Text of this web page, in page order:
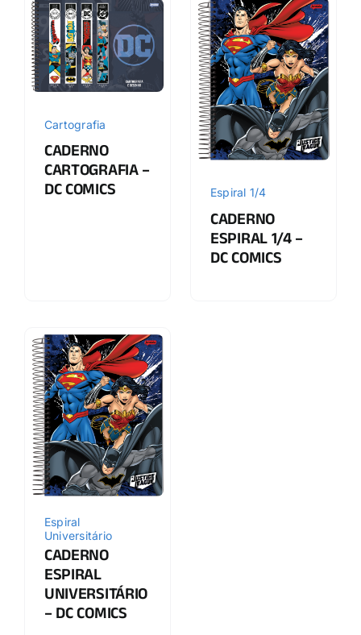
Cartografia
CADERNO
CARTOGRAFIA –
DC COMICS
Espiral 1/4
CADERNO
ESPIRAL 1/4 –
DC COMICS
Espiral
Universitário
CADERNO
ESPIRAL
UNIVERSITÁRIO
– DC COMICS